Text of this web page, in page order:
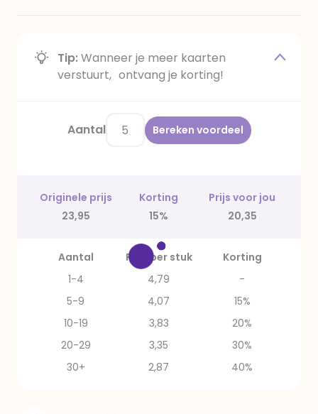
Tip:Wanneer je meer kaarten
verstuurt, ontvang je korting!
Aantal Bereken voordeel
Originele prijs Korting
Prijs voor jou
23,95
15% 20,35
Aantal Prijs per stuk
Korting
1-4
4,79
-
5-9
4,07
15%
10-19
3,83
20%
20-29
3,35
30%
30+
2,87 40%